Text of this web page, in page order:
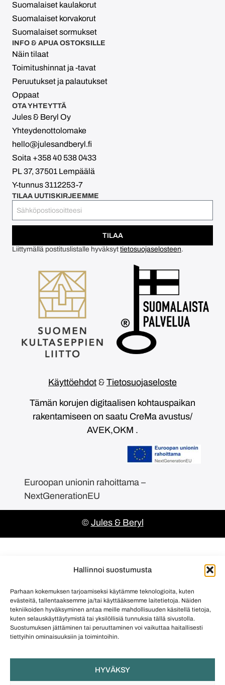
Hallinnoi suostumusta
Parhaan kokemuksen tarjoamiseksi käytämme teknologioita, kuten
evästeitä, tallentaaksemme ja/tai käyttääksemme laitetietoja. Näiden
tekniikoiden hyväksyminen antaa meille mahdollisuuden käsitellä tietoja,
kuten selauskäyttäytymistä tai yksilöllisiä tunnuksia tällä sivustolla.
Suostumuksen jättäminen tai peruuttaminen voi vaikuttaa haitallisesti
tiettyihin ominaisuuksiin ja toimintoihin.
HYVÄKSY
Suomalaiset kaulakorut
Suomalaiset korvakorut
Suomalaiset sormukset
INFO & APUA OSTOKSILLE
Näin tilaat
Toimitushinnat ja -tavat
Peruutukset ja palautukset
Oppaat
OTA YHTEYTTÄ
Jules & Beryl Oy
Yhteydenottolomake
hello@julesandberyl.fi
Soita +358 40 538 0433
PL 37, 37501 Lempäälä
Y-tunnus 3112253-7
TILAA UUTISKIRJEEMME
TILAA
Liittymällä postituslistalle hyväksyt tietosuojaselosteen.
Käyttöehdot & Tietosuojaseloste
Tämän korujen digitaalisen kohtauspaikan
rakentamiseen on saatu CreMa avustus/
AVEK,OKM .
Euroopan unionin rahoittama –
NextGenerationEU
© Jules & Beryl